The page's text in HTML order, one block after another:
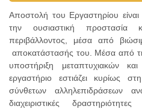
Αποστολή του Εργαστηρίου
την ουσιαστική προστασία
περιβάλλοντος, μέσα από
αποκατάστασής του. Μέσα από
υποστήριξη μεταπτυχιακών
εργαστήριο εστιάζει κυρίως
σύνθετων αλληλεπιδράσεων
διαχειριστικές